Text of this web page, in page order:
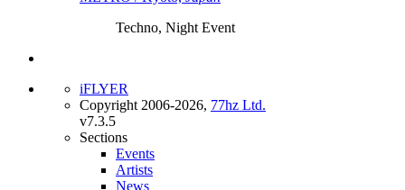
Techno, Night Event
iFLYER
Copyright 2006-2026, 77hz Ltd.
v7.3.5
Sections
Events
Artists
News